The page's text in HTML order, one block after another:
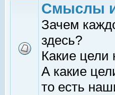
Смыслы
Зачем
здесь?
Какие цели
А какие
то есть